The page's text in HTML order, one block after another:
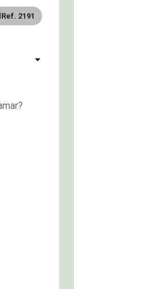
Ref. 2191